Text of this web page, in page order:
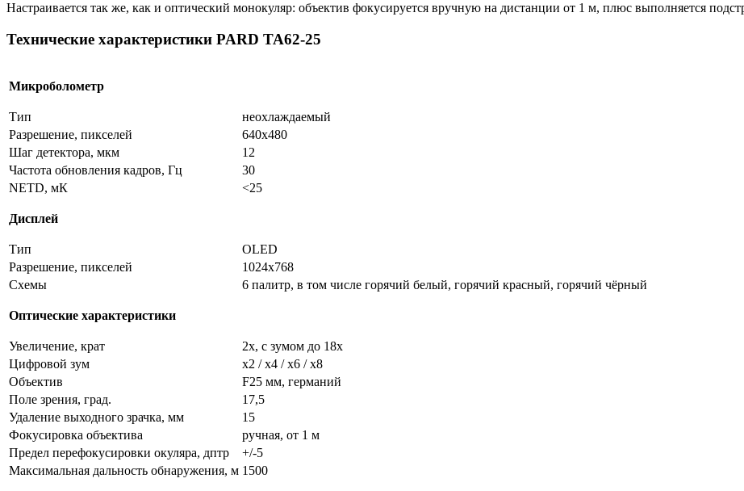
Настраивается так же, как и оптический монокуляр: объектив фокусируется вручную на дистанции от 1 м, плюс выполняется
Технические характеристики PARD TA62-25
Микроболометр
Тип
неохлаждаемый
Разрешение, пикселей
640x480
Шаг детектора, мкм
12
Частота обновления кадров, Гц
30
NETD, мК
<25
Дисплей
Тип
OLED
Разрешение, пикселей
1024x768
Схемы
6 палитр, в том числе горячий белый, горячий красный, горячий чёрный
Оптические характеристики
Увеличение, крат
2x, с зумом до 18x
Цифровой зум
x2 / x4 / x6 / x8
Объектив
F25 мм, германий
Поле зрения, град.
17,5
Удаление выходного зрачка, мм
15
Фокусировка объектива
ручная, от 1 м
Предел перефокусировки окуляра, дптр
+/-5
Максимальная дальность обнаружения, м 1500